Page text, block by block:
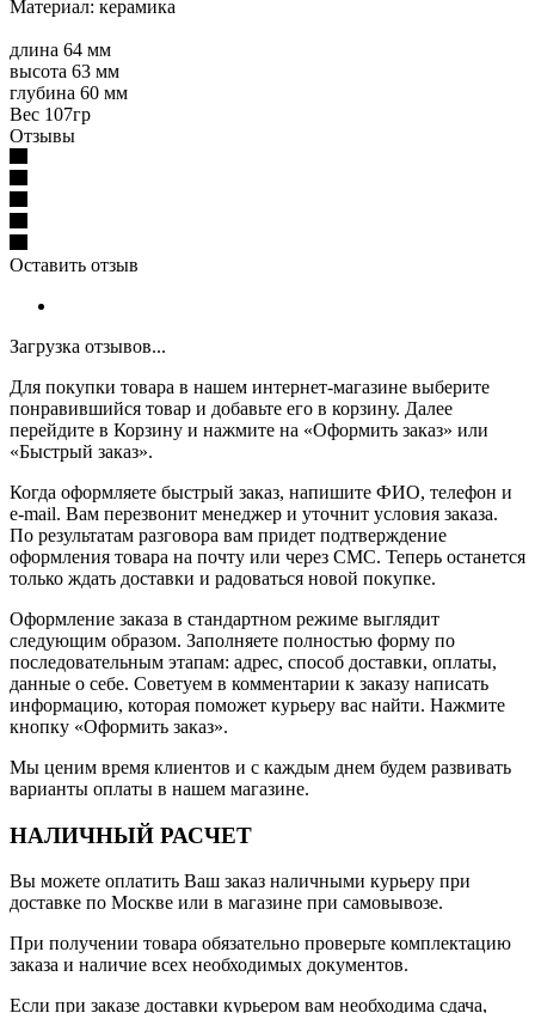
Материал: керамика
длина 64 мм
высота 63 мм
глубина 60 мм
Вес 107гр
Отзывы
Оставить отзыв
Загрузка отзывов...
Для покупки товара в нашем интернет-магазине выберите
понравившийся товар и добавьте его в корзину. Далее
перейдите в Корзину и нажмите на «Оформить заказ» или
«Быстрый заказ».
Когда оформляете быстрый заказ, напишите ФИО, телефон и
e-mail. Вам перезвонит менеджер и уточнит условия заказа.
По результатам разговора вам придет подтверждение
оформления товара на почту или через СМС. Теперь останется
только ждать доставки и радоваться новой покупке.
Оформление заказа в стандартном режиме выглядит
следующим образом. Заполняете полностью форму по
последовательным этапам: адрес, способ доставки, оплаты,
данные о себе. Советуем в комментарии к заказу написать
информацию, которая поможет курьеру вас найти. Нажмите
кнопку «Оформить заказ».
Мы ценим время клиентов и с каждым днем будем развивать
варианты оплаты в нашем магазине.
НАЛИЧНЫЙ РАСЧЕТ
Вы можете оплатить Ваш заказ наличными курьеру при
доставке по Москве или в магазине при самовывозе.
При получении товара обязательно проверьте комплектацию
заказа и наличие всех необходимых документов.
Если при заказе доставки курьером вам необходима сдача,